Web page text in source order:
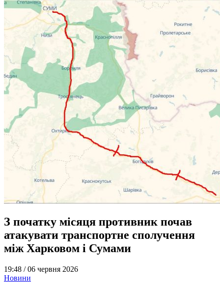
З початку місяця противник почав
атакувати транспортне сполучення
між Харковом і Сумами
19:48 /06 червня 2026
Новини